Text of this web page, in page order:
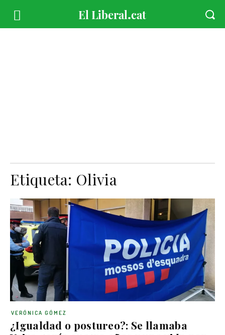
Etiqueta: Olivia
¿Igualdad o postureo?: Se llamaba
VERÓNICA GÓMEZ